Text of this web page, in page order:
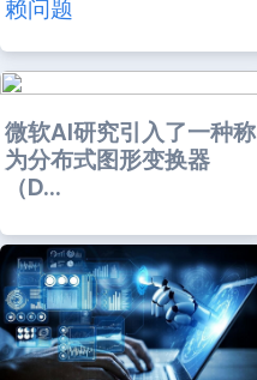
赖问题
微软AI研究引入了一种称
为分布式图形变换器
（D...